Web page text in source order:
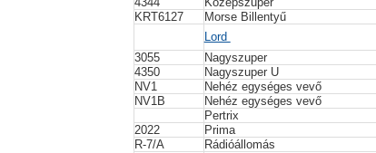
KRT6127
Morse Billentyű
Lord
3055
Nagyszuper
4350
Nagyszuper U
NV1
Nehéz egységes vevő
NV1B
Nehéz egységes vevő
Pertrix
2022
Prima
R-7/A
Rádióállomás